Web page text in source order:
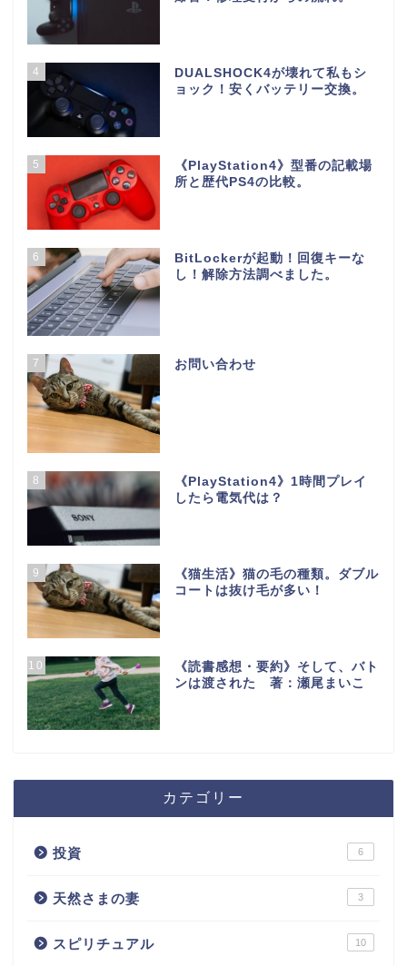
4
DUALSHOCK4が壊れて私もシ
ョック！安くバッテリー交換。
5
《PlayStation4》型番の記載場
所と歴代PS4の比較。
6
BitLockerが起動！回復キーな
し！解除方法調べました。
7 お問い合わせ
8
《PlayStation4》1時間プレイ
したら電気代は？
9
《猫生活》猫の毛の種類。ダブル
コートは抜け毛が多い！
10
《読書感想・要約》そして、バト
ンは渡された 著：瀬尾まいこ
カテゴリー
投資 6
天然さまの妻 3
スピリチュアル 10